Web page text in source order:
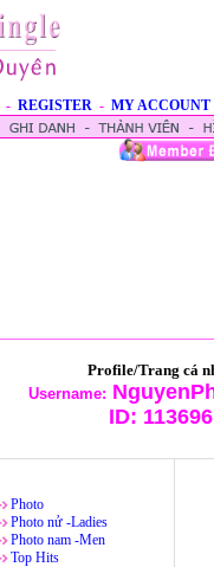
- REGISTER - MY ACCOUNT
Profile/Trang cá
Username:
ID: 113696
Photo
Photo nử -Ladies
Photo nam -Men
Top Hits